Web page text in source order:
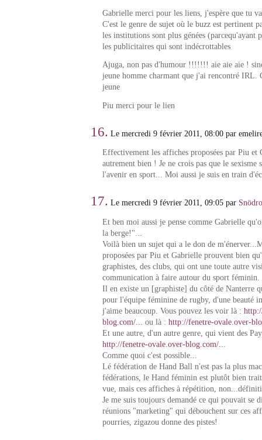
Gabrielle merci pour les liens, j'espère que tu
C'est le genre de sujet où le buzz est pertinent
les institutions sont plus génées (parcequ'ayant
les publicitaires qui sont indécrottables
Ajuga, non pas d'humour !!!!!!! aie aie aie !
jeune homme charmant que j'ai rencontré IRL.
jeune
Piu merci pour le lien
16. Le mercredi 9 février 2011, 08:00 par
Effectivement les affiches proposées par Piu et
autrement bien ! Je ne crois pas que le sexisme
l'avenir en sport... Moi aussi je suis en train
17. Le mercredi 9 février 2011, 09:05 par
Et ben moi aussi je pense comme Gabrielle
la berge!"...
Voilà bien un sujet qui a le don de
proposées par Piu et Gabrielle prouvent bien
graphistes, des clubs, qui ont une toute autre
communication à faire autour du sport féminin.
Il en existe un [graphiste] du côté de Nanterre
pour l'équipe féminine de rugby, d'une beauté
j'aime beaucoup. Vous pouvez les voir là :
blog.com/...
ou là : http://fenetre-ovale.over-
Et une autre, d'un autre genre, qui vient des
http://fenetre-ovale.over-blog.com/...
Comme quoi c'est possible...
Lé fédération de Hand Ball n'est pas la plus
fédérations, le Hand féminin est plutôt bien
vue, mais ces affiches à répétition,
Je me suis toujours demandé ce qui pouvait se
réunions "marketing" qui débouchent sur ces
pourries, zigazou donne des pistes!